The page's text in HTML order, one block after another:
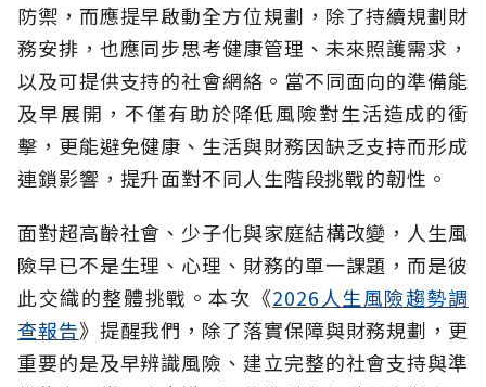
防禦，而應提早啟動全方位規劃，除了持續規劃財
務安排，也應同步思考健康管理、未來照護需求，
以及可提供支持的社會網絡。當不同面向的準備能
及早展開，不僅有助於降低風險對生活造成的衝
擊，更能避免健康、生活與財務因缺乏支持而形成
連鎖影響，提升面對不同人生階段挑戰的韌性。
面對超高齡社會、少子化與家庭結構改變，人生風
險早已不是生理、心理、財務的單一課題，而是彼
此交織的整體挑戰。本次《2026人生風險趨勢調
查報告》提醒我們，除了落實保障與財務規劃，更
重要的是及早辨識風險、建立完整的社會支持與準